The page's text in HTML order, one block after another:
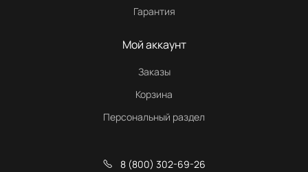
Гарантия
Мой аккаунт
Заказы
Корзина
Персональный раздел
8 (800) 302-69-26